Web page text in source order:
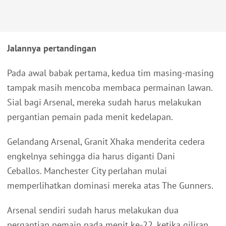
Jalannya pertandingan
Pada awal babak pertama, kedua tim masing-masing
tampak masih mencoba membaca permainan lawan.
Sial bagi Arsenal, mereka sudah harus melakukan
pergantian pemain pada menit kedelapan.
Gelandang Arsenal, Granit Xhaka menderita cedera
engkelnya sehingga dia harus diganti Dani
Ceballos. Manchester City perlahan mulai
memperlihatkan dominasi mereka atas The Gunners.
Arsenal sendiri sudah harus melakukan dua